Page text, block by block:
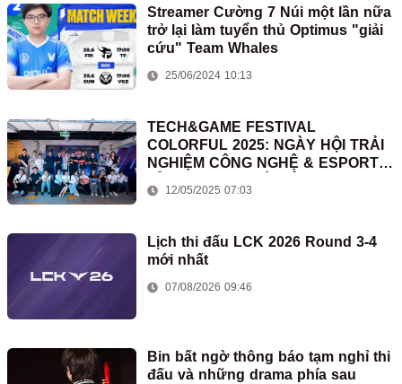
Streamer Cường 7 Núi một lần nữa
trở lại làm tuyển thủ Optimus "giải
cứu" Team Whales
25/06/2024 10:13
TECH&GAME FESTIVAL
COLORFUL 2025: NGÀY HỘI TRẢI
NGHIỆM CÔNG NGHỆ & ESPORTS
12/05/2025 07:03
Lịch thi đấu LCK 2026 Round 3-4
mới nhất
07/08/2026 09:46
Bin bất ngờ thông báo tạm nghỉ thi
đấu và những drama phía sau